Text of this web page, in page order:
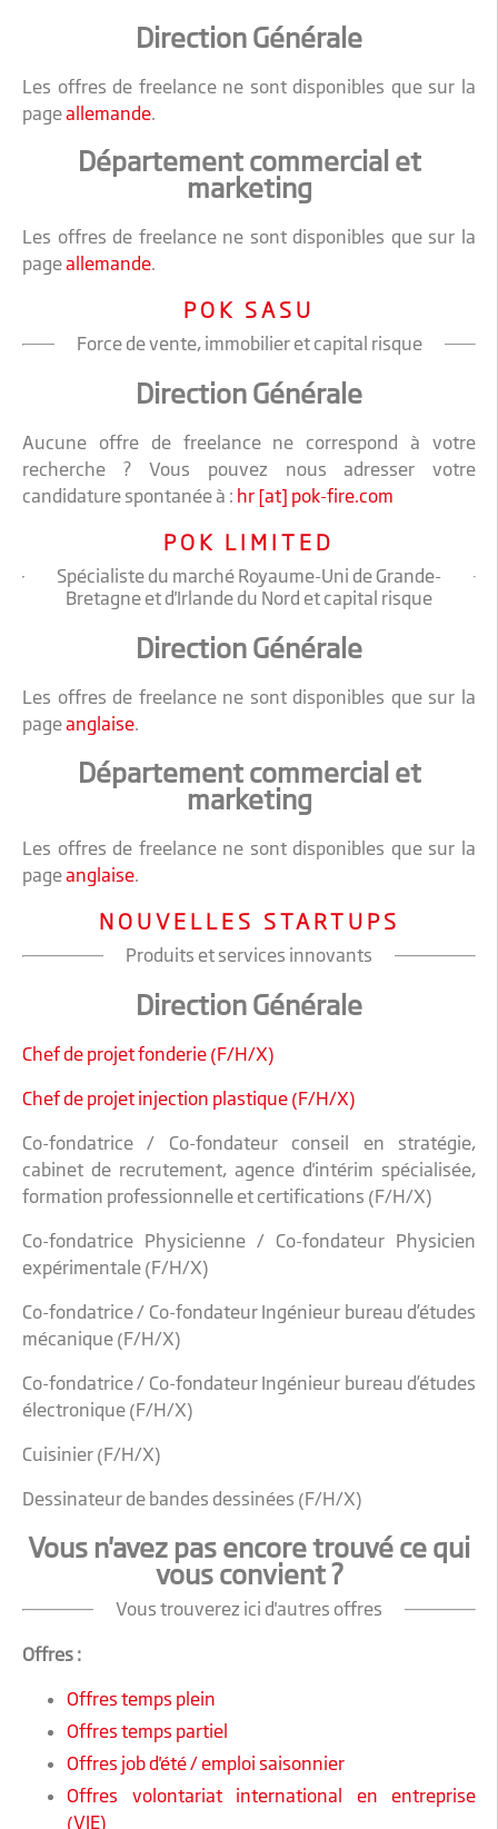
Direction Générale
Les offres de freelance ne sont disponibles que sur la
pageallemande.
Département commercial et
marketing
Les offres de freelance ne sont disponibles que sur la
pageallemande.
POK SASU
Force de vente, immobilier et capital risque
Direction Générale
Aucune offre de freelance ne correspond à votre
recherche ? Vous pouvez nous adresser votre
candidature spontanée à : hr [at] pok-fire.com
POK LIMITED
Spécialiste du marché Royaume-Uni de Grande-
Bretagne et d'Irlande du Nord et capital risque
Direction Générale
Les offres de freelance ne sont disponibles que sur la
pageanglaise.
Département commercial et
marketing
Les offres de freelance ne sont disponibles que sur la
pageanglaise.
NOUVELLES STARTUPS
Produits et services innovants
Direction Générale
Chef de projet fonderie (F/H/X)
Chef de projet injection plastique (F/H/X)
Co-fondatrice / Co-fondateur conseil en stratégie,
cabinet de recrutement, agence d'intérim spécialisée,
formation professionnelle et certifications (F/H/X)
Co-fondatrice Physicienne / Co-fondateur Physicien
expérimentale (F/H/X)
Co-fondatrice / Co-fondateur Ingénieur bureau d’études
mécanique (F/H/X)
Co-fondatrice / Co-fondateur Ingénieur bureau d’études
électronique (F/H/X)
Cuisinier (F/H/X)
Dessinateur de bandes dessinées (F/H/X)
Vous n'avez pas encore trouvé ce qui
vous convient ?
Vous trouverez ici d'autres offres
Offres :
Offres temps plein
Offres temps partiel
Offres job d'été / emploi saisonnier
Offres volontariat international en entreprise
(VIE)